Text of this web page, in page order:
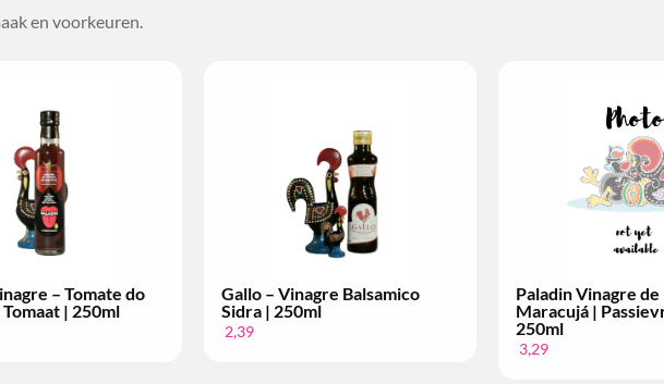
en voorkeuren.
Paladin Vinagre de Fruta –
Maracujá | Passievrucht |
250ml
Paldin Vinagre de Fruta –
Frutos Vermelhos | Rood Fruit